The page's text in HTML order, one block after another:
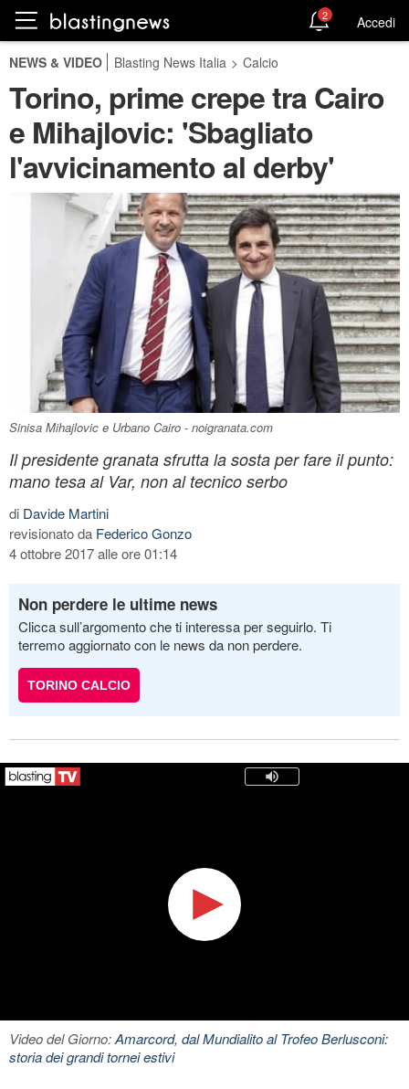
2 Accedi
NEWS & VIDEO Blasting News Italia > Calcio
Torino, prime crepe tra Cairo
e Mihajlovic: 'Sbagliato
l'avvicinamento al derby'
Sinisa Mihajlovic e Urbano Cairo - noigranata.com
Il presidente granata sfrutta la sosta per fare il punto:
mano tesa al Var, non al tecnico serbo
di Davide Martini
revisionato da Federico Gonzo
4 ottobre 2017 alle ore 01:14
Non perdere le ultime news
Clicca sull’argomento che ti interessa per seguirlo. Ti
terremo aggiornato con le news da non perdere.
TORINO CALCIO
Video del Giorno:Amarcord, dal Mundialito al Trofeo Berlusconi:
storia dei grandi tornei estivi